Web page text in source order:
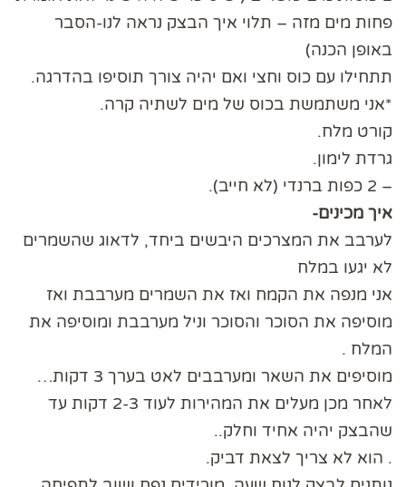
פחות מים מזה – תלוי איך הבצק נראה לנו-הסבר
באופן הכנה)
תתחילו עם כוס וחצי ואם יהיה צורך תוסיפו בהדרגה.
*אני משתמשת בכוס של מים לשתיה קרה.
קורט מלח.
גרדת לימון.
– 2 כפות ברנדי (לא חייב).
איך מכינים-
לערבב את המצרכים היבשים ביחד, לדאוג שהשמרים
לא יגעו במלח
אני מנפה את הקמח ואז את השמרים מערבבת ואז
מוסיפה את הסוכר והסוכר וניל מערבבת ומוסיפה את
המלח .
מוסיפים את השאר ומערבבים לאט בערך 3 דקות…
לאחר מכן מעלים את המהירות לעוד 2-3 דקות עד
שהבצק יהיה אחיד וחלק..
. הוא לא צריך לצאת דביק.